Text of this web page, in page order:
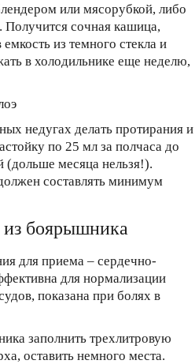
или мясорубкой, либо
Получится сочная кашица,
из темного стекла и
в холодильнике еще неделю,
недугах делать протирания и
по 25 мл за полчаса до
(дольше месяца нельзя!).
составлять минимум
из боярышника
для приема – сердечно-
для нормализации
показана при болях в
заполнить трехлитровую
оставить немного места.